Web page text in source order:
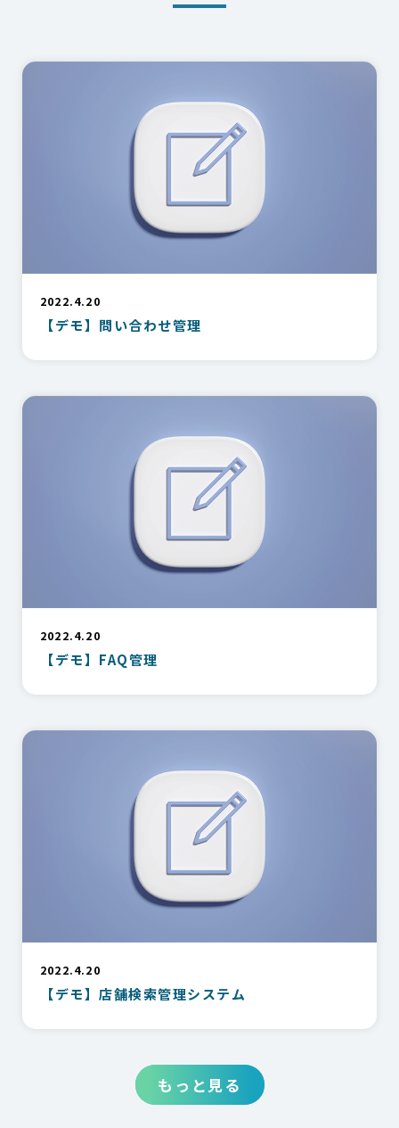
2022.4.20
【デモ】問い合わせ管理
2022.4.20
【デモ】FAQ管理
2022.4.20
【デモ】店舗検索管理システム
もっと見る